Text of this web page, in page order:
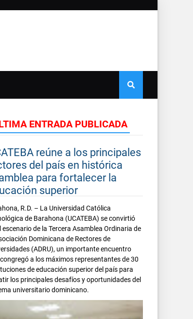
ENTRADA PUBLICADA
reúne a los principales
del país en histórica
para fortalecer la
superior
R.D. – La Universidad Católica
de Barahona (UCATEBA) se convirtió
escenario de la Tercera Asamblea Ordinaria de
Dominicana de Rectores de
(ADRU), un importante encuentro
a los máximos representantes de 30
de educación superior del país para
los principales desafíos y oportunidades del
universitario dominicano.